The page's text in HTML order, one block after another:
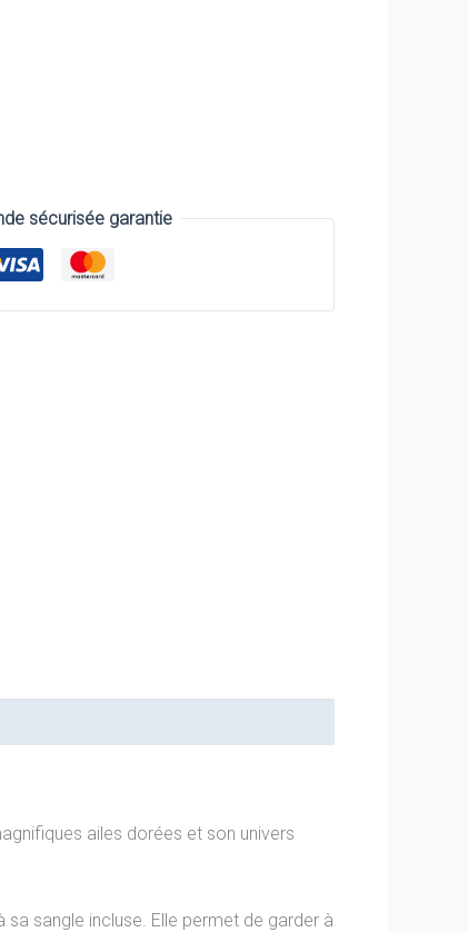
sécurisée garantie
ailes dorées et son univers
sangle incluse. Elle permet de garder à